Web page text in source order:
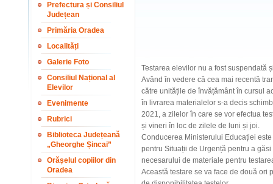
Prefectura și Consiliul
Județean
Primăria Oradea
Localități
Galerie Foto
Consiliul Național al
Elevilor
Evenimente
Rubrici
Biblioteca Județeană
„Gheorghe Șincai”
Orășelul copiilor din
Oradea
Testarea elevilor nu a fost suspendată
Având în vedere că cea mai recentă
către unitățile de învățământ în cursul
în livrarea materialelor s-a decis
2021, a zilelor în care se vor efectua
și vineri în loc de zilele de luni și joi.
Conducerea Ministerului Educației
pentru Situații de Urgență pentru a
necesarului de materiale pentru
Această testare se va face de două ori